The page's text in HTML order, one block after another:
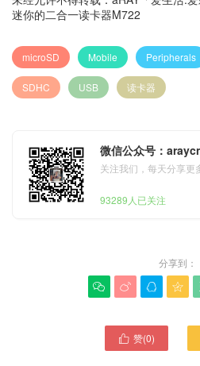
迷你的二合一读卡器M722
microSD Mobile Peripherals
SDHC USB 读卡器
微信公众号：
关注我们，每天分享更
93289人已关注
分享到：
   
 赞(0)